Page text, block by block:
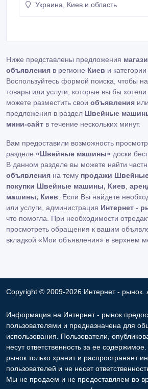
Украина, Киев и область
Ниже представлены предложения
объявления в регионе Киев и категории
Воспользуйтесь формой поиска, чтобы
товары или услуги, которые вы бы хотели
можете разместить свои объявления
предложения в раздел Швейные
мини-сайт в течение нескольких минут.
Вам предоставили возможность
разделе «Швейные машины» доски
В данном разделе вы можете найти
объявления на тему продажи
покупки Швейные машины, Киев
машины, Киев . Если Вы найдете
или услуги, администрация Интернет -
что помогла. При необходимости
просмотреть обращения к вашим
вкладкой «Мои объявления» в верхнем
Copyright © 2009-2026 Интернет - рынок.
Информация на Интернет - рынок
пользователями и предназначена для
использования. Пользователи,
несут ответственность за ее
рынок только хранит и распространяет
пользователей и не несет
Мы не продаем и не предоставляем во